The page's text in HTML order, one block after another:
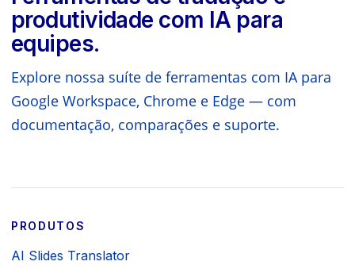
produtividade com IA para
equipes.
Explore nossa suíte de ferramentas com IA para
Google Workspace, Chrome e Edge — com
documentação, comparações e suporte.
PRODUTOS
AI Slides Translator